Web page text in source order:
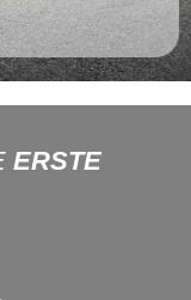
ERSTE